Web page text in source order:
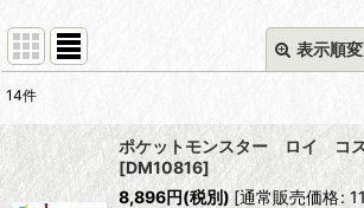
表示順
並び順:
14件
ポケットモンスター ロイ コ
[DM10816]
8,896円(税別) [通常販売価格: